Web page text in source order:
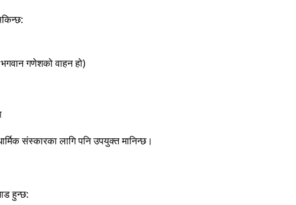
गणेशको वाहन हो)
संस्कारका लागि पनि उपयुक्त मानिन्छ।
हुन्छ: